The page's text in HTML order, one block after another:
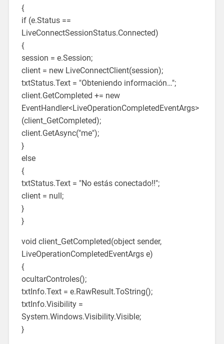
{
if (e.Status ==
LiveConnectSessionStatus.Connected)
{
session = e.Session;
client = new LiveConnectClient(session);
txtStatus.Text = "Obteniendo información…";
client.GetCompleted += new
EventHandler<LiveOperationCompletedEventArgs>
(client_GetCompleted);
client.GetAsync("me");
}
else
{
txtStatus.Text = "No estás conectado!!";
client = null;
}
}
void client_GetCompleted(object sender,
LiveOperationCompletedEventArgs e)
{
ocultarControles();
txtInfo.Text = e.RawResult.ToString();
txtInfo.Visibility =
System.Windows.Visibility.Visible;
}